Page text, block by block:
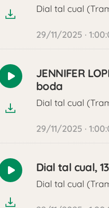
Dial tal cual
29/11/2025 ·
Reproducir
JENNIFER
boda
Dial tal cual
29/11/2025 ·
Reproducir
Dial tal cual,
Dial tal cual